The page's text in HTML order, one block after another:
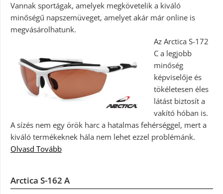
Vannak sportágak, amelyek megkövetelik a kiváló
minőségű napszemüveget, amelyet akár már online is
megvásárolhatunk.
Az Arctica S-172
C a legjobb
minőség
képviselője és
tökéletesen éles
látást biztosít a
vakító hóban is.
A sízés nem egy örök harc a hatalmas fehérséggel, mert a
kiváló termékeknek hála nem lehet ezzel problémánk.
Olvasd Tovább
Arctica S-162 A